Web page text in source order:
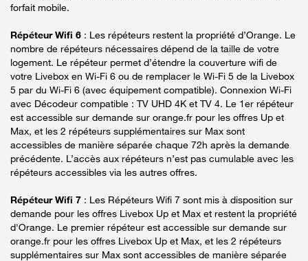
forfait mobile.
Répéteur Wifi 6 : Les répéteurs restent la propriété d’Orange. Le
nombre de répéteurs nécessaires dépend de la taille de votre
logement. Le répéteur permet d’étendre la couverture wifi de
votre Livebox en Wi-Fi 6 ou de remplacer le Wi-Fi 5 de la Livebox
5 par du Wi-Fi 6 (avec équipement compatible). Connexion Wi-Fi
avec Décodeur compatible : TV UHD 4K et TV 4. Le 1er répéteur
est accessible sur demande sur orange.fr pour les offres Up et
Max, et les 2 répéteurs supplémentaires sur Max sont
accessibles de manière séparée chaque 72h après la demande
précédente. L’accès aux répéteurs n’est pas cumulable avec les
répéteurs accessibles via les autres offres.
Répéteur Wifi 7 : Les Répéteurs Wifi 7 sont mis à disposition sur
demande pour les offres Livebox Up et Max et restent la propriété
d'Orange. Le premier répéteur est accessible sur demande sur
orange.fr pour les offres Livebox Up et Max, et les 2 répéteurs
supplémentaires sur Max sont accessibles de manière séparée